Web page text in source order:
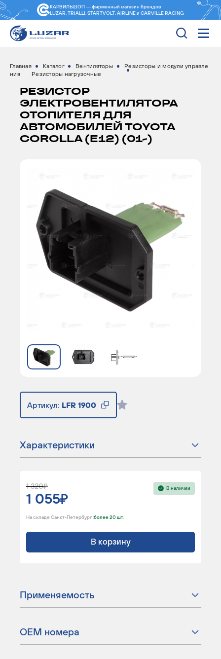
КАРВИЛЬШОП — фирменный магазин брендов
LUZAR, TRIALLI, STARTVOLT, AIRLINE и CARVILLE RACING
Главная Каталог Вентиляторы
Резисторы и модули управле
ния
Резисторы нагрузочные
РЕЗИСТОР
ЭЛЕКТРОВЕНТИЛЯТОРА
ОТОПИТЕЛЯ ДЛЯ
АВТОМОБИЛЕЙ TOYOTA
COROLLA (E12) (01-)
Артикул: LFR 1900
Характеристики
1 320
1 055
В наличии
На складе Санкт-Петербург :более 20 шт.
В корзину
Применяемость
ОЕМ номера